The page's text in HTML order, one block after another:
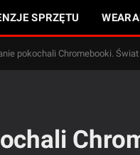
SPRZĘTU
pokochali Chromebooki.